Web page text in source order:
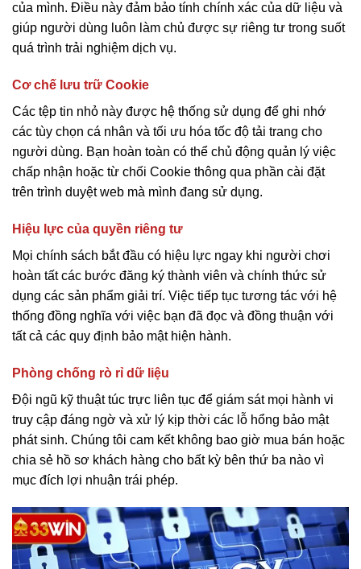
của mình. Điều này đảm bảo tính chính xác của dữ liệu và
giúp người dùng luôn làm chủ được sự riêng tư trong suốt
quá trình trải nghiệm dịch vụ.
Cơ chế lưu trữ Cookie
Các tệp tin nhỏ này được hệ thống sử dụng để ghi nhớ
các tùy chọn cá nhân và tối ưu hóa tốc độ tải trang cho
người dùng. Bạn hoàn toàn có thể chủ động quản lý việc
chấp nhận hoặc từ chối Cookie thông qua phần cài đặt
trên trình duyệt web mà mình đang sử dụng.
Hiệu lực của quyền riêng tư
Mọi chính sách bắt đầu có hiệu lực ngay khi người chơi
hoàn tất các bước đăng ký thành viên và chính thức sử
dụng các sản phẩm giải trí. Việc tiếp tục tương tác với hệ
thống đồng nghĩa với việc bạn đã đọc và đồng thuận với
tất cả các quy định bảo mật hiện hành.
Phòng chống rò rỉ dữ liệu
Đội ngũ kỹ thuật túc trực liên tục để giám sát mọi hành vi
truy cập đáng ngờ và xử lý kịp thời các lỗ hổng bảo mật
phát sinh. Chúng tôi cam kết không bao giờ mua bán hoặc
chia sẻ hồ sơ khách hàng cho bất kỳ bên thứ ba nào vì
mục đích lợi nhuận trái phép.